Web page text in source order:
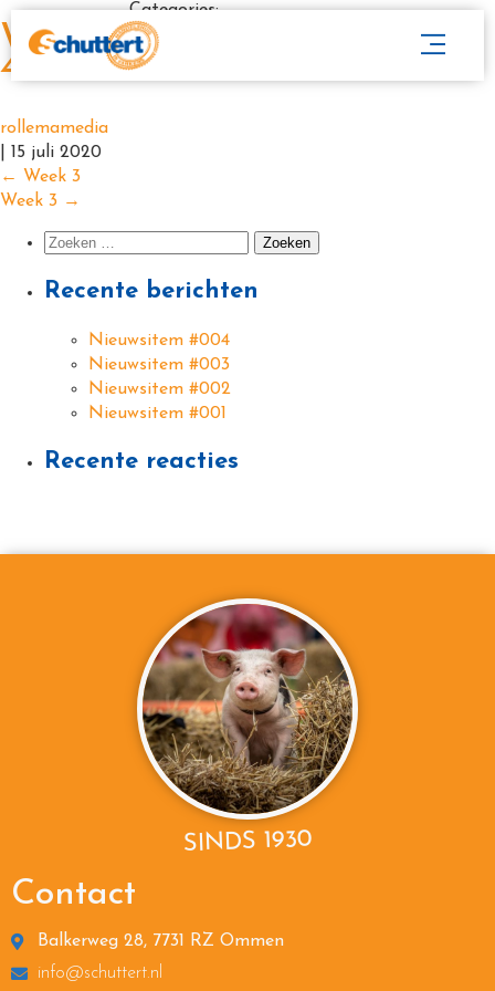
Week
4
rollemamedia
15 juli 2020
Categories:
← Week 3
Week 3 →
Recente berichten
Nieuwsitem #004
Nieuwsitem #003
Nieuwsitem #002
Nieuwsitem #001
Recente reacties
SINDS 1930
Contact
Balkerweg 28, 7731 RZ Ommen
info@schuttert.nl